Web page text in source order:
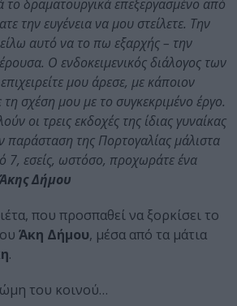
το δραματουργικά επεξεργασμένο από
την ευγένεια να μου στείλετε. Την
αυτό να το πω εξαρχής – την
Ο ενδοκειμενικός διάλογος των
μου άρεσε, με κάποιον
σχέση μου με το συγκεκριμένο έργο.
οι τρεις εκδοχές της ίδιας γυναίκας
παράσταση της Πορτογαλίας μάλιστα
7, εσείς, ωστόσο, προχωράτε ένα
Δήμου
που προσπαθεί να ξορκίσει το
Άκη Δήμου, μέσα από τα μάτια
.
του κοινού…